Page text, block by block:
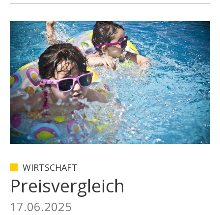
WIRTSCHAFT
Preisvergleich
17.06.2025